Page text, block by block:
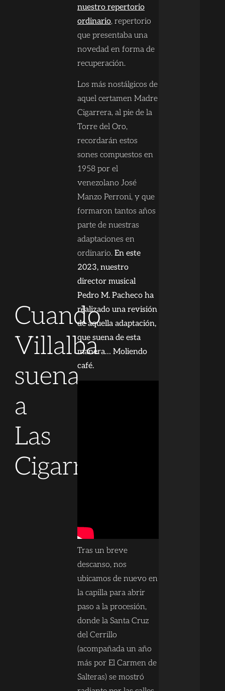
Cuando
Villalba
suena
a
Las
Cigarreras
nuestro repertorio
ordinario, repertorio
que presentaba una
novedad en forma de
recuperación.
Los más nostálgicos de
aquel certamen Madre
Cigarrera, al pie de la
Torre del Oro,
recordarán estos
sones compuestos en
1958 por el
venezolano José
Manzo Perroni, y que
formaron tantos años
parte de nuestras
adaptaciones en
ordinario. En este
2023, nuestro
director musical
Pedro M. Pacheco ha
realizado una revisión
de aquella adaptación,
que suena de esta
manera… Moliendo
café.
Tras un breve
descanso, nos
ubicamos de nuevo en
la capilla para abrir
paso a la procesión,
donde la Santa Cruz
del Cerrillo
(acompañada un año
más por El Carmen de
Salteras) se mostró